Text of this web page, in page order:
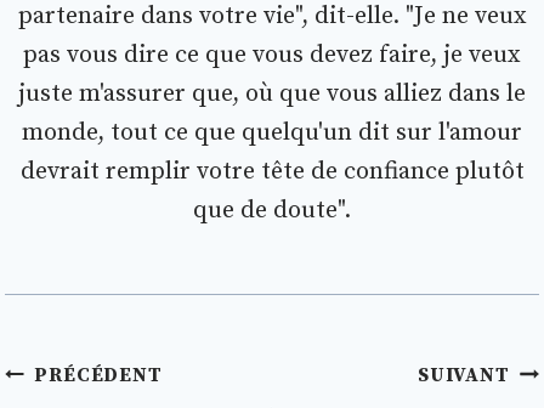
partenaire dans votre vie", dit-elle. "Je ne veux
pas vous dire ce que vous devez faire, je veux
juste m'assurer que, où que vous alliez dans le
monde, tout ce que quelqu'un dit sur l'amour
devrait remplir votre tête de confiance plutôt
que de doute".
Navigation
PRÉCÉDENT SUIVANT